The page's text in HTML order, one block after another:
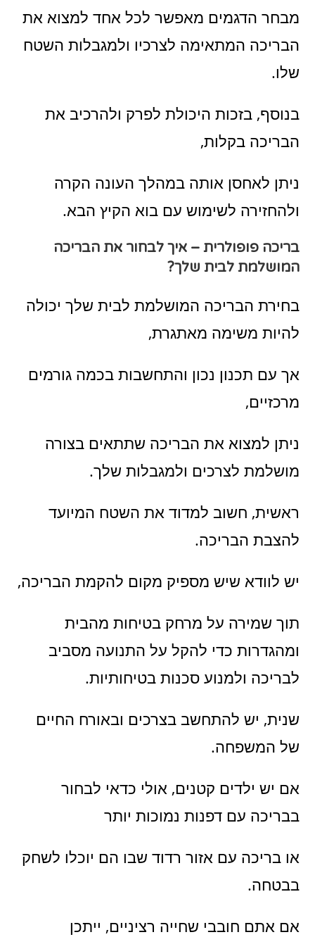
מבחר הדגמים מאפשר לכל אחד למצוא את
הבריכה המתאימה לצרכיו ולמגבלות השטח
שלו.
בנוסף, בזכות היכולת לפרק ולהרכיב את
הבריכה בקלות,
ניתן לאחסן אותה במהלך העונה הקרה
ולהחזירה לשימוש עם בוא הקיץ הבא.
בריכה פופולרית – איך לבחור את הבריכה
המושלמת לבית שלך?
בחירת הבריכה המושלמת לבית שלך יכולה
להיות משימה מאתגרת,
אך עם תכנון נכון והתחשבות בכמה גורמים
מרכזיים,
ניתן למצוא את הבריכה שתתאים בצורה
מושלמת לצרכים ולמגבלות שלך.
ראשית, חשוב למדוד את השטח המיועד
להצבת הבריכה.
יש לוודא שיש מספיק מקום להקמת הבריכה,
תוך שמירה על מרחק בטיחות מהבית
ומהגדרות כדי להקל על התנועה מסביב
לבריכה ולמנוע סכנות בטיחותיות.
שנית, יש להתחשב בצרכים ובאורח החיים
של המשפחה.
אם יש ילדים קטנים, אולי כדאי לבחור
בבריכה עם דפנות נמוכות יותר
או בריכה עם אזור רדוד שבו הם יוכלו לשחק
בבטחה.
אם אתם חובבי שחייה רציניים, ייתכן